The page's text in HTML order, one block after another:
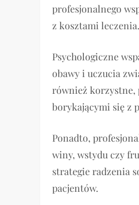
profesjonalnego
z kosztami leczenia.
Psychologiczne
obawy i uczucia
również korzystne,
borykającymi się z
Ponadto,
winy, wstydu czy
strategie radzenia
pacjentów.